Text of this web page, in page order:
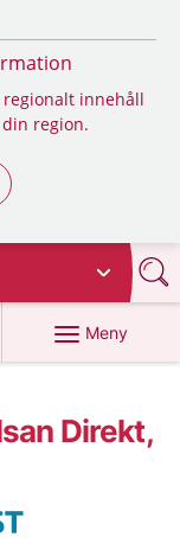
innehåll
region.
Meny
Direkt,